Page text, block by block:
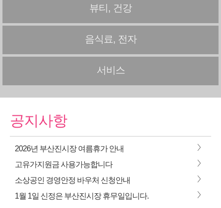
뷰티, 건강
음식료, 전자
서비스
공지사항
2026년 부산진시장 여름휴가 안내 >
고유가지원금 사용가능합니다 >
소상공인 경영안정 바우처 신청안내 >
1월 1일 신정은 부산진시장 휴무일입니다. >